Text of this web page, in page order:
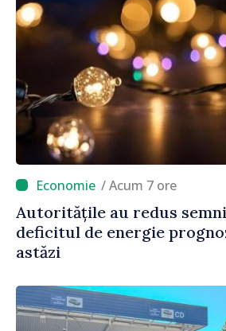
/ Acum 7 ore
Autoritățile au redus
deficitul de energie
astăzi